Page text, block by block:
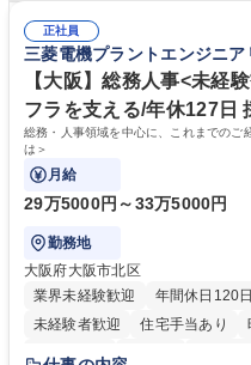
幅広い業務の体得が可能で、多様
募集職種 【総務】未経験歓迎◎/
再雇用有
対処できる・新しいことに興味関
取得や通信教育など費用の80%（
賃の50%（月額7万円まで）を補助 学歴・資格 学歴：大学院 大学
力： 資格：
正社員
三菱電機プラントエンジニ
【大阪】総務人事<未経
フラを支える/年休127日
総務・人事領域を中心に、これまでのご
は＞
月給
29万5000円～33万5000円
勤務地
大阪府大阪市北区
業界未経験歓迎
年間休日120
未経験者歓迎
住宅手当あり
退職金あり